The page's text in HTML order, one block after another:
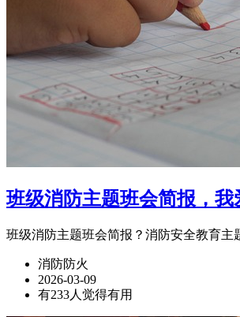
班级消防主题班会简报，
班级消防主题班会简报？消防安全教育主
消防防火
2026-03-09
有233人觉得有用